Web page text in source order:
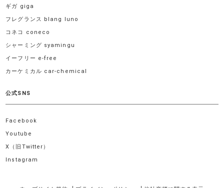
ギガ giga
フレグランス blang luno
コネコ coneco
シャーミング syamingu
イーフリー e-free
カーケミカル car-chemical
公式SNS
Facebook
Youtube
X（旧Twitter）
Instagram